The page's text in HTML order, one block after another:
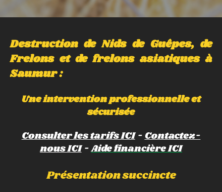
Destruction de Nids de Guêpes, de
Frelons et de frelons asiatiques à
Saumur :
Une intervention professionnelle et
sécurisée
Consulter les tarifs ICI-Contactez-
nous ICI-Aide financière ICI
Présentation succincte